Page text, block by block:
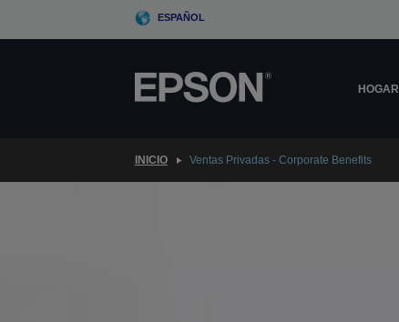
ESPAÑOL
HOGAR
INICIO Ventas Privadas - Corporate Benefits